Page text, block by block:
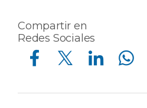
Compartir en
Redes Sociales
Compartir en Facebook Compartir en Twitter Compartir en Linkedin Compartir en Whatsapp